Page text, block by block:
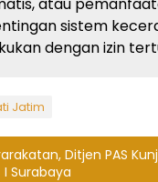
sistem
dengan izin
Jatim
Ditjen PAS
Surabaya